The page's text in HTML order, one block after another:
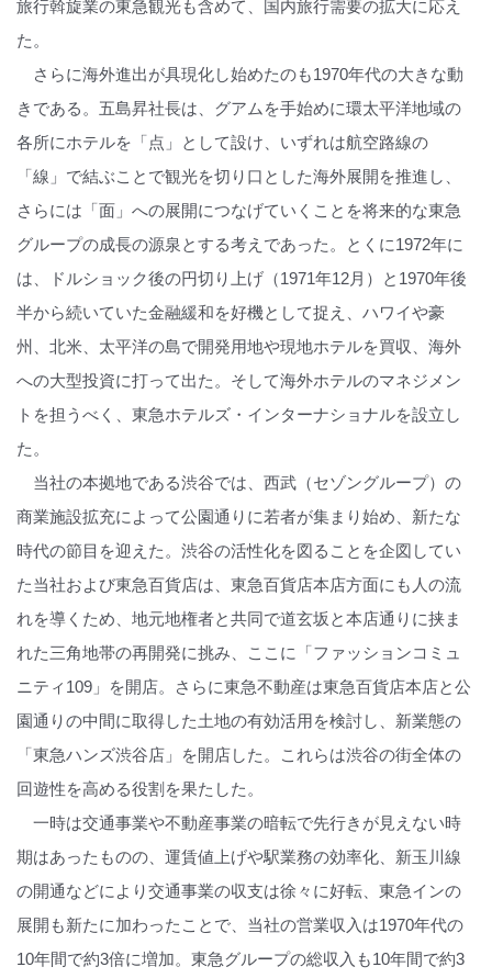
旅行斡旋業の東急観光も含めて、国内旅行需要の拡大に応え
た。
さらに海外進出が具現化し始めたのも1970年代の大きな動
きである。五島昇社長は、グアムを手始めに環太平洋地域の
各所にホテルを「点」として設け、いずれは航空路線の
「線」で結ぶことで観光を切り口とした海外展開を推進し、
さらには「面」への展開につなげていくことを将来的な東急
グループの成長の源泉とする考えであった。とくに1972年に
は、ドルショック後の円切り上げ（1971年12月）と1970年後
半から続いていた金融緩和を好機として捉え、ハワイや豪
州、北米、太平洋の島で開発用地や現地ホテルを買収、海外
への大型投資に打って出た。そして海外ホテルのマネジメン
トを担うべく、東急ホテルズ・インターナショナルを設立し
た。
当社の本拠地である渋谷では、西武（セゾングループ）の
商業施設拡充によって公園通りに若者が集まり始め、新たな
時代の節目を迎えた。渋谷の活性化を図ることを企図してい
た当社および東急百貨店は、東急百貨店本店方面にも人の流
れを導くため、地元地権者と共同で道玄坂と本店通りに挟ま
れた三角地帯の再開発に挑み、ここに「ファッションコミュ
ニティ109」を開店。さらに東急不動産は東急百貨店本店と公
園通りの中間に取得した土地の有効活用を検討し、新業態の
「東急ハンズ渋谷店」を開店した。これらは渋谷の街全体の
回遊性を高める役割を果たした。
一時は交通事業や不動産事業の暗転で先行きが見えない時
期はあったものの、運賃値上げや駅業務の効率化、新玉川線
の開通などにより交通事業の収支は徐々に好転、東急インの
展開も新たに加わったことで、当社の営業収入は1970年代の
10年間で約3倍に増加。東急グループの総収入も10年間で約3